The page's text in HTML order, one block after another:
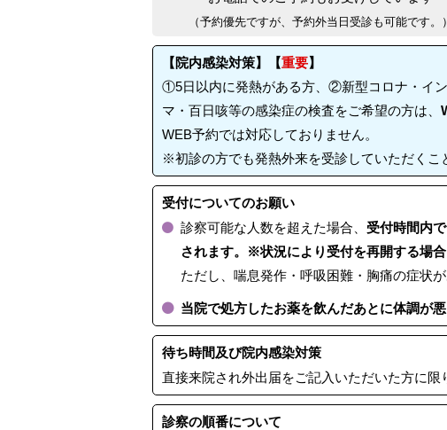
（予約優先ですが、予約外当日受診も可能です。）
【院内感染対策】【重要】
①5日以内に発熱がある方、②新型コロナ・イ
マ・百日咳等の感染症の検査をご希望の方は、
WEB予約では対応しておりません。
※初診の方でも発熱外来を受診していただくこ
受付についてのお願い
診察可能な人数を超えた場合、 受付時間内
されます。※状況により受付を再開する場合
ただし、喘息発作・呼吸困難・胸痛の症状
当院で処方したお薬を飲んだあとに体調が
待ち時間及び院内感染対策
直接来院され外出届をご記入いただいた方に限
診察の順番について